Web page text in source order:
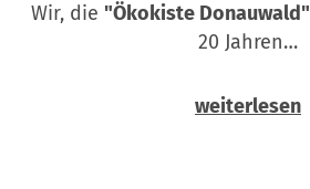
Wir, die "Ökokiste Donauwald"
20 Jahren…
weiterlesen